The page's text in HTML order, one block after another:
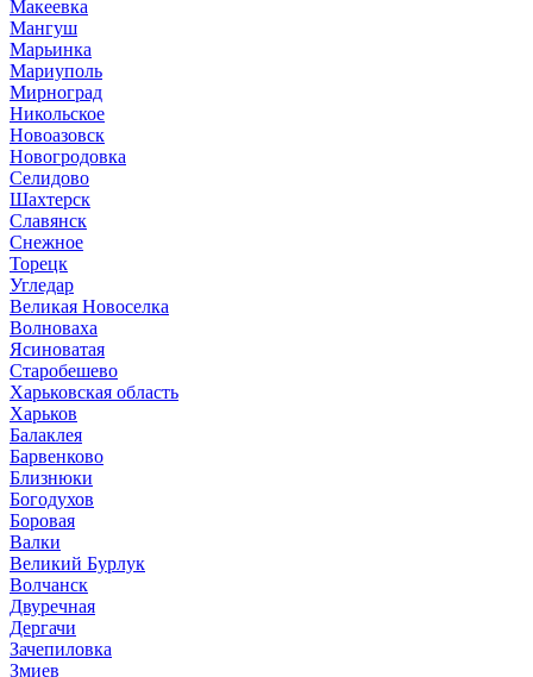
Макеевка
Мангуш
Марьинка
Мариуполь
Мирноград
Никольское
Новоазовск
Новогродовка
Селидово
Шахтерск
Славянск
Снежное
Торецк
Угледар
Великая Новоселка
Волноваха
Ясиноватая
Старобешево
Харьковская область
Харьков
Балаклея
Барвенково
Близнюки
Богодухов
Боровая
Валки
Великий Бурлук
Волчанск
Двуречная
Дергачи
Зачепиловка
Змиев